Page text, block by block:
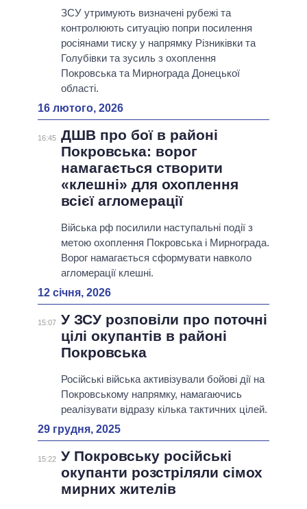
ЗСУ утримують визначені рубежі та
контролюють ситуацію попри посилення
росіянами тиску у напрямку Різниківки та
Голубівки та зусиль з охоплення
Покровська та Мирнограда Донецької
області.
16 лютого, 2026
16:45 ДШВ про бої в районі
Покровська: ворог
намагається створити
«клешні» для охоплення
всієї агломерації
Війська рф посилили наступальні події з
метою охоплення Покровська і Мирнограда.
Ворог намагається сформувати навколо
агломерації клешні.
12 січня, 2026
15:07 У ЗСУ розповіли про поточні
цілі окупантів в районі
Покровська
Російські війська активізували бойові дії на
Покровському напрямку, намагаючись
реалізувати відразу кілька тактичних цілей.
29 грудня, 2025
15:22 У Покровську російські
окупанти розстріляли сімох
мирних жителів